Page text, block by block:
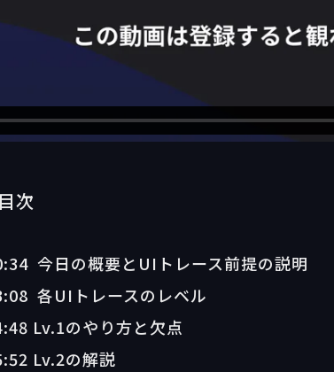
次
今日の概要とUIトレース前提の説明
各UIトレースのレベル
Lv.1のやり方と欠点
Lv.2の解説